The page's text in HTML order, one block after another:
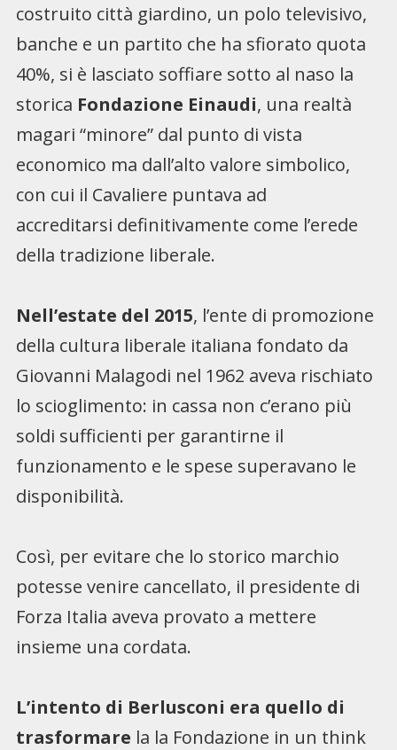
costruito città giardino, un polo televisivo,
banche e un partito che ha sfiorato quota
40%, si è lasciato soffiare sotto al naso la
storica Fondazione Einaudi, una realtà
magari “minore” dal punto di vista
economico ma dall’alto valore simbolico,
con cui il Cavaliere puntava ad
accreditarsi definitivamente come l’erede
della tradizione liberale.
Nell’estate del 2015, l’ente di promozione
della cultura liberale italiana fondato da
Giovanni Malagodi nel 1962 aveva rischiato
lo scioglimento: in cassa non c’erano più
soldi sufficienti per garantirne il
funzionamento e le spese superavano le
disponibilità.
Così, per evitare che lo storico marchio
potesse venire cancellato, il presidente di
Forza Italia aveva provato a mettere
insieme una cordata.
L’intento di Berlusconi era quello di
trasformare la la Fondazione in un think